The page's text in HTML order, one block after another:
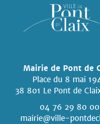
Mairie de Pont de
Place du 8 mai
38 801 Le Pont de
04 76 29 80 00
mairie@ville-